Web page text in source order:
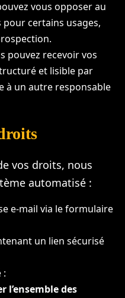
vous opposer au
certains usages,
pouvez recevoir vos
et lisible par
à un autre responsable
vos droits, nous
automatisé :
e-mail via le formulaire
un lien sécurisé
:
l’ensemble des